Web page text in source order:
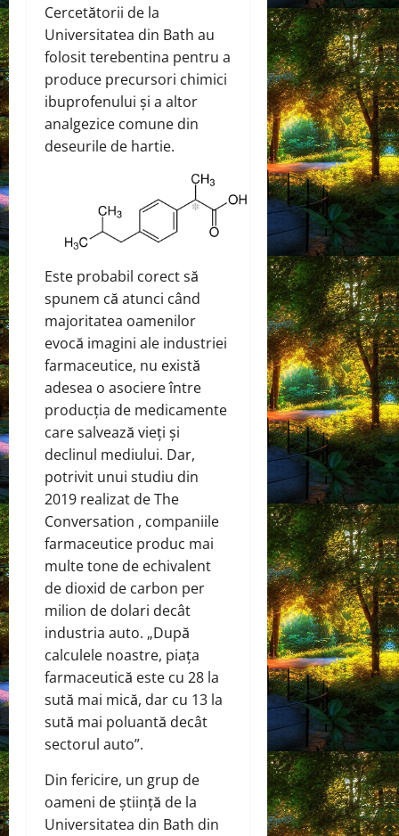
Cercetătorii de la
Universitatea din Bath au
folosit terebentina pentru a
produce precursori chimici
ibuprofenului și a altor
analgezice comune din
deseurile de hartie.
Este probabil corect să
spunem că atunci când
majoritatea oamenilor
evocă imagini ale industriei
farmaceutice, nu există
adesea o asociere între
producția de medicamente
care salvează vieți și
declinul mediului. Dar,
potrivit unui studiu din
2019 realizat de The
Conversation , companiile
farmaceutice produc mai
multe tone de echivalent
de dioxid de carbon per
milion de dolari decât
industria auto. „După
calculele noastre, piața
farmaceutică este cu 28 la
sută mai mică, dar cu 13 la
sută mai poluantă decât
sectorul auto”.
Din fericire, un grup de
oameni de știință de la
Universitatea din Bath din